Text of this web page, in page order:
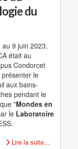
du
au 9 juin 2023,
était au
Condorcet
présenter le
aux bains-
pendant le
"Mondes en
le Laboratoire
Lire la suite...